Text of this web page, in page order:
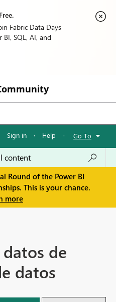
Fabric Data Days
SQL, AI, and
Sign in · Help · Go To
Round of the Power BI
This is your chance.
more
de
datos